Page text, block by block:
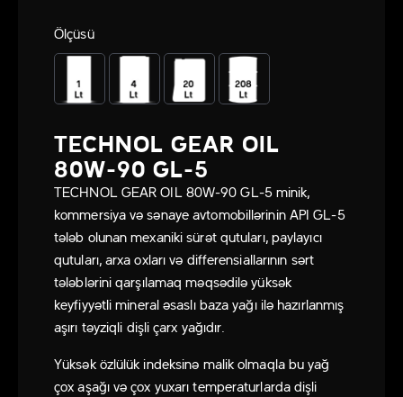
TECHNOL GEAR OIL
80W-90 GL-5
TECHNOL GEAR OIL 80W-90 GL-5 minik,
kommersiya və sənaye avtomobillərinin API GL-5
tələb olunan mexaniki sürət qutuları, paylayıcı
qutuları, arxa oxları və differensiallarının sərt
tələblərini qarşılamaq məqsədilə yüksək
keyfiyyətli mineral əsaslı baza yağı ilə hazırlanmış
aşırı təyziqli dişli çarx yağıdır.
Yüksək özlülük indeksinə malik olmaqla bu yağ
çox aşağı və çox yuxarı temperaturlarda dişli
Ölçüsü